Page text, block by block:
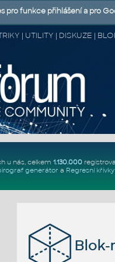
| UTILITY | DISKUZE |
u nás, celkem 1.130.000
generátor a Regresní křivky
pro funkce přihlášení a pro